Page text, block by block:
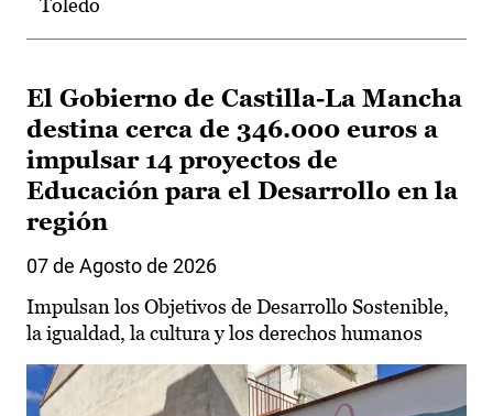
Toledo
El Gobierno de Castilla-La Mancha
destina cerca de 346.000 euros a
impulsar 14 proyectos de
Educación para el Desarrollo en la
región
07 de Agosto de 2026
Impulsan los Objetivos de Desarrollo Sostenible,
la igualdad, la cultura y los derechos humanos